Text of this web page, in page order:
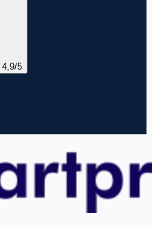
4,9/5